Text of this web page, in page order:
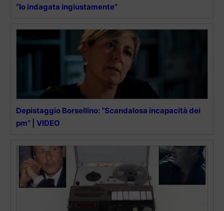
“Io indagata ingiustamente”
Depistaggio Borsellino: “Scandalosa incapacità dei
pm” | VIDEO